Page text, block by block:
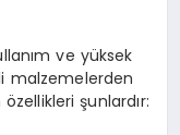
ve yüksek
malzemelerden
şunlardır: